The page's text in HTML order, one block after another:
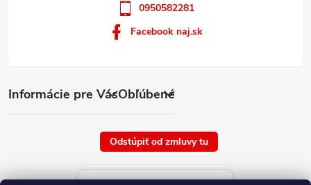
Informácie pre VásObľúbené
0950582281
Facebook naj.sk
Odstúpiť od zmluvy tu